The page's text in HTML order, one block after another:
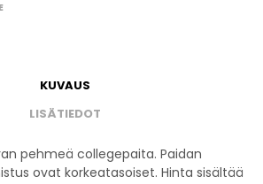
KUVAUS
LISÄTIEDOT
pehmeä collegepaita. Paidan
ovat korkeatasoiset. Hinta sisältää